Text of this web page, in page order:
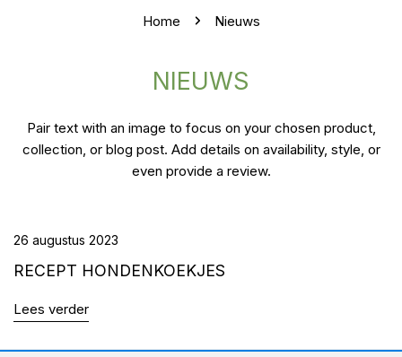
Home Nieuws
NIEUWS
Pair text with an image to focus on your chosen product,
collection, or blog post. Add details on availability, style, or
even provide a review.
26 augustus 2023
RECEPT HONDENKOEKJES
Lees verder